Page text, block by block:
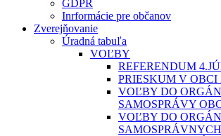
GDPR
Inrformácie pre občanov
Zverejňovanie
Úradná tabuľa
VOĽBY
REFERENDUM
PRIESKUM V OBCI
VOĽBY DO
SAMOSPRÁVY
VOĽBY DO